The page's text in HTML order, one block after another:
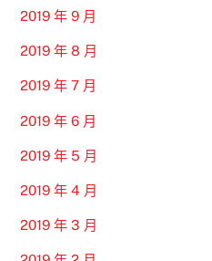
2019 年 9 月
2019 年 8 月
2019 年 7 月
2019 年 6 月
2019 年 5 月
2019 年 4 月
2019 年 3 月